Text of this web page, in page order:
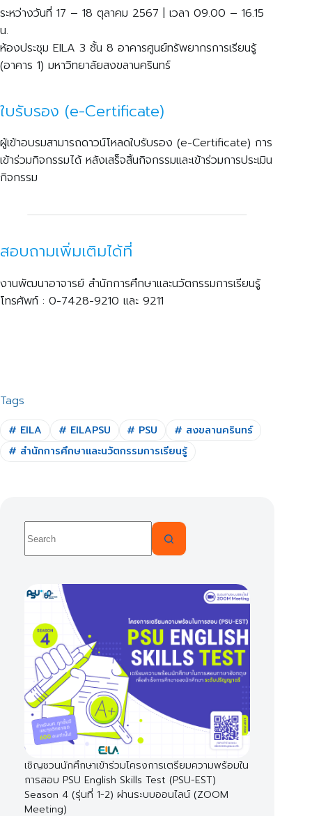
ระหว่างวันที่ 17 – 18 ตุลาคม 2567 | เวลา 09.00 – 16.15
น.
ห้องประชุม EILA 3 ชั้น 8 อาคารศูนย์ทรัพยากรการเรียนรู้
(อาคาร 1) มหาวิทยาลัยสงขลานครินทร์
ใบรับรอง (e-Certificate)
ผู้เข้าอบรมสามารถดาวน์โหลดใบรับรอง (e-Certificate) การ
เข้าร่วมกิจกรรมได้ หลังเสร็จสิ้นกิจกรรมและเข้าร่วมการประเมิน
กิจกรรม
สอบถามเพิ่มเติมได้ที่
งานพัฒนาอาจารย์ สำนักการศึกษาและนวัตกรรมการเรียนรู้
โทรศัพท์ : 0-7428-9210 และ 9211
Tags
# EILA # EILAPSU # PSU # สงขลานครินทร์
# สำนักการศึกษาและนวัตกรรมการเรียนรู้
results
เชิญชวนนักศึกษาเข้าร่วมโครงการเตรียมความพร้อมใน
การสอบ PSU English Skills Test (PSU-EST)
Season 4 (รุ่นที่ 1-2) ผ่านระบบออนไลน์ (ZOOM
Meeting)